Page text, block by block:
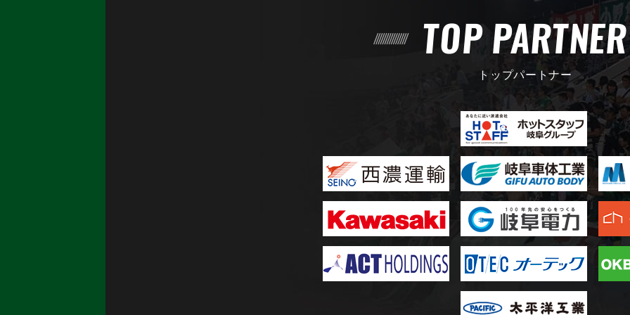
TOP PARTNER
トップパートナー